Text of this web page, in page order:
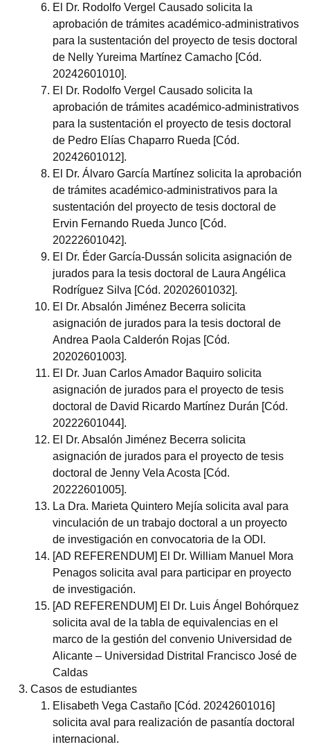
El Dr. Rodolfo Vergel Causado solicita la
aprobación de trámites académico-administrativos
para la sustentación del proyecto de tesis doctoral
de Nelly Yureima Martínez Camacho [Cód.
20242601010].
El Dr. Rodolfo Vergel Causado solicita la
aprobación de trámites académico-administrativos
para la sustentación el proyecto de tesis doctoral
de Pedro Elías Chaparro Rueda [Cód.
20242601012].
El Dr. Álvaro García Martínez solicita la aprobación
de trámites académico-administrativos para la
sustentación del proyecto de tesis doctoral de
Ervin Fernando Rueda Junco [Cód.
20222601042].
El Dr. Éder García-Dussán solicita asignación de
jurados para la tesis doctoral de Laura Angélica
Rodríguez Silva [Cód. 20202601032].
El Dr. Absalón Jiménez Becerra solicita
asignación de jurados para la tesis doctoral de
Andrea Paola Calderón Rojas [Cód.
20202601003].
El Dr. Juan Carlos Amador Baquiro solicita
asignación de jurados para el proyecto de tesis
doctoral de David Ricardo Martínez Durán [Cód.
20222601044].
El Dr. Absalón Jiménez Becerra solicita
asignación de jurados para el proyecto de tesis
doctoral de Jenny Vela Acosta [Cód.
20222601005].
La Dra. Marieta Quintero Mejía solicita aval para
vinculación de un trabajo doctoral a un proyecto
de investigación en convocatoria de la ODI.
[AD REFERENDUM] El Dr. William Manuel Mora
Penagos solicita aval para participar en proyecto
de investigación.
[AD REFERENDUM] El Dr. Luis Ángel Bohórquez
solicita aval de la tabla de equivalencias en el
marco de la gestión del convenio Universidad de
Alicante – Universidad Distrital Francisco José de
Caldas
Casos de estudiantes
Elisabeth Vega Castaño [Cód. 20242601016]
solicita aval para realización de pasantía doctoral
internacional.